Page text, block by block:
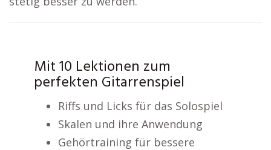
Mit 10 Lektionen zum
perfekten Gitarrenspiel
Riffs und Licks für das Solospiel
Skalen und ihre Anwendung
Gehörtraining für bessere